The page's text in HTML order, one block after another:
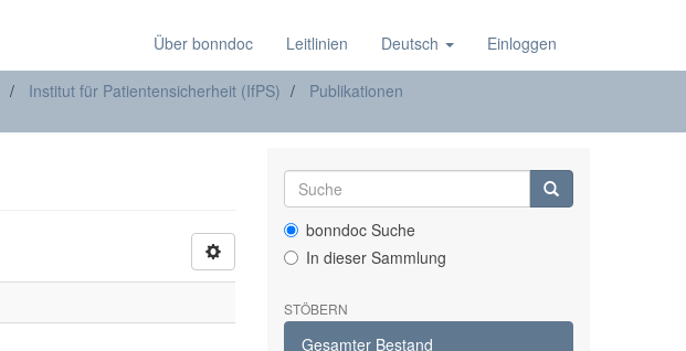
Über bonndoc Leitlinien Deutsch Einloggen
Institut für Patientensicherheit (IfPS)
Publikationen
bonndoc Suche
In dieser Sammlung
STÖBERN
Gesamter Bestand